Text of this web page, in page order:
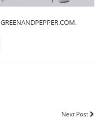
GREENANDPEPPER.COM.
Next Post